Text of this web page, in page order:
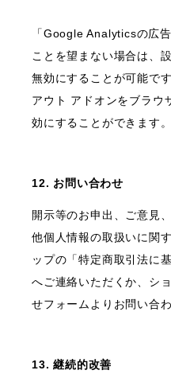
「Google Analyticsの広
ことを望まない場合は、
無効にすることが可能で
アウト アドオンをブラウ
効にすることができます。
12. お問い合わせ
開示等のお申出、ご意見
他個人情報の取扱いに関
ップの「特定商取引法に
へご連絡いただくか、シ
せフォームよりお問い合
13. 継続的改善